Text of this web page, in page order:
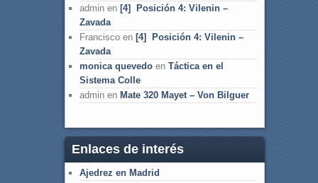
adminen [4] Posición 4: Vilenin –
Zavada
Franciscoen [4] Posición 4: Vilenin –
Zavada
monica quevedoen Táctica en el
Sistema Colle
adminen Mate 320 Mayet – Von Bilguer
Enlaces de interés
Ajedrez en Madrid